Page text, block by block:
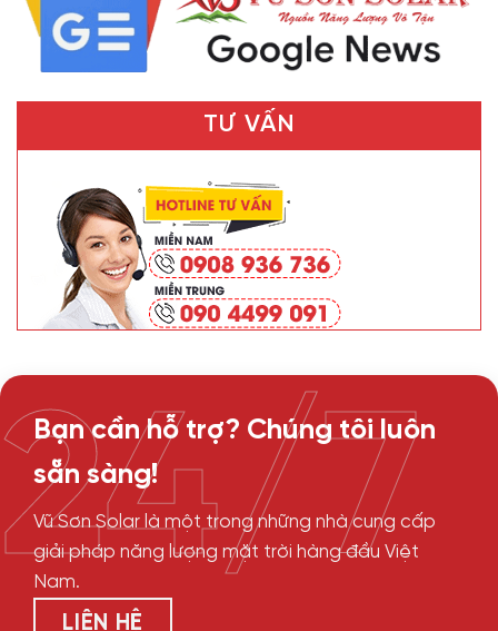
TƯ VẤN
Bạn cần hỗ trợ? Chúng tôi luôn
sẵn sàng!
Vũ Sơn Solar là một trong những nhà cung cấp
giải pháp năng lượng mặt trời hàng đầu Việt
Nam.
LIÊN HỆ
24/7